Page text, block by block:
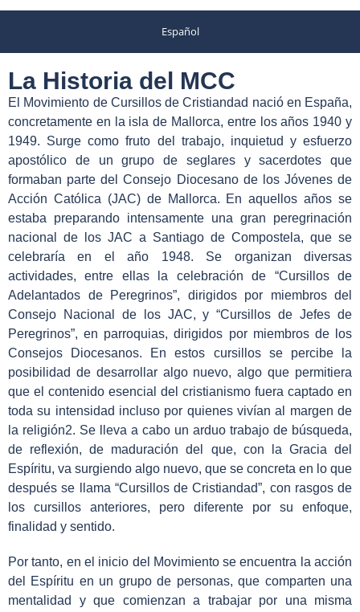
Español
La Historia del MCC
El Movimiento de Cursillos de Cristiandad nació en España,
concretamente en la isla de Mallorca, entre los años 1940 y
1949. Surge como fruto del trabajo, inquietud y esfuerzo
apostólico de un grupo de seglares y sacerdotes que
formaban parte del Consejo Diocesano de los Jóvenes de
Acción Católica (JAC) de Mallorca. En aquellos años se
estaba preparando intensamente una gran peregrinación
nacional de los JAC a Santiago de Compostela, que se
celebraría en el año 1948. Se organizan diversas
actividades, entre ellas la celebración de “Cursillos de
Adelantados de Peregrinos”, dirigidos por miembros del
Consejo Nacional de los JAC, y “Cursillos de Jefes de
Peregrinos”, en parroquias, dirigidos por miembros de los
Consejos Diocesanos. En estos cursillos se percibe la
posibilidad de desarrollar algo nuevo, algo que permitiera
que el contenido esencial del cristianismo fuera captado en
toda su intensidad incluso por quienes vivían al margen de
la religión2. Se lleva a cabo un arduo trabajo de búsqueda,
de reflexión, de maduración del que, con la Gracia del
Espíritu, va surgiendo algo nuevo, que se concreta en lo que
después se llama “Cursillos de Cristiandad”, con rasgos de
los cursillos anteriores, pero diferente por su enfoque,
finalidad y sentido.
Por tanto, en el inicio del Movimiento se encuentra la acción
del Espíritu en un grupo de personas, que comparten una
mentalidad y que comienzan a trabajar por una misma